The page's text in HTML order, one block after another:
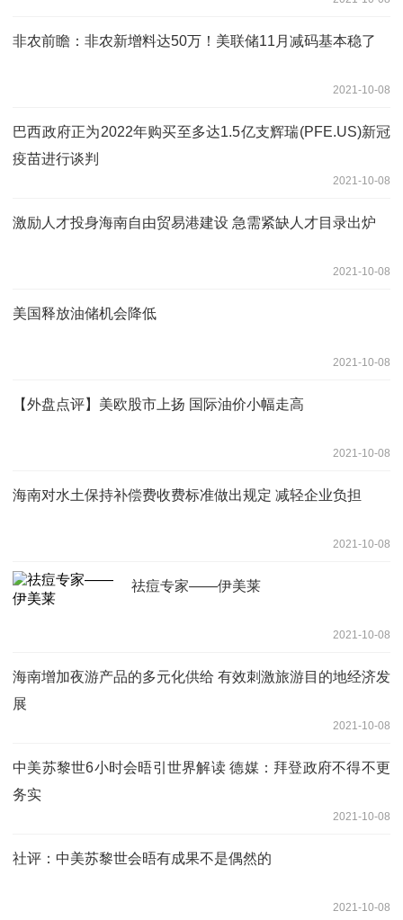
非农前瞻：非农新增料达50万！美联储11月减码基本稳了
2021-10-08
巴西政府正为2022年购买至多达1.5亿支辉瑞(PFE.US)新冠
疫苗进行谈判
2021-10-08
激励人才投身海南自由贸易港建设 急需紧缺人才目录出炉
2021-10-08
美国释放油储机会降低
2021-10-08
【外盘点评】美欧股市上扬 国际油价小幅走高
2021-10-08
海南对水土保持补偿费收费标准做出规定 减轻企业负担
2021-10-08
祛痘专家——伊美莱
2021-10-08
海南增加夜游产品的多元化供给 有效刺激旅游目的地经济发
展
2021-10-08
中美苏黎世6小时会晤引世界解读 德媒：拜登政府不得不更
务实
2021-10-08
社评：中美苏黎世会晤有成果不是偶然的
2021-10-08